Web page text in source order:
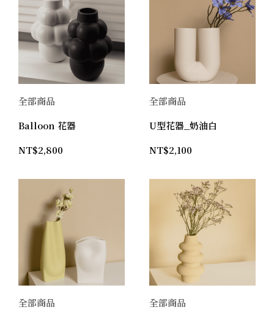
全部商品
Balloon 花器
NT$2,800
全部商品
U型花器_奶油白
NT$2,100
全部商品
全部商品